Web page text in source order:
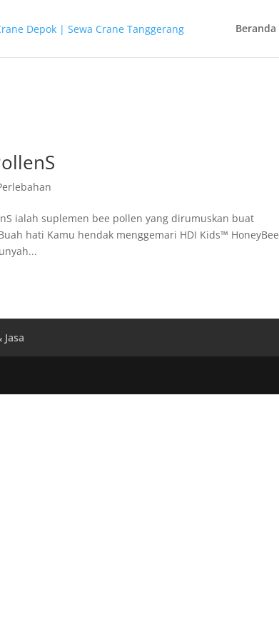
Beranda
ialah suplemen bee pollen yang dirumuskan buat
hati Kamu hendak menggemari HDI Kids™ HoneyBee